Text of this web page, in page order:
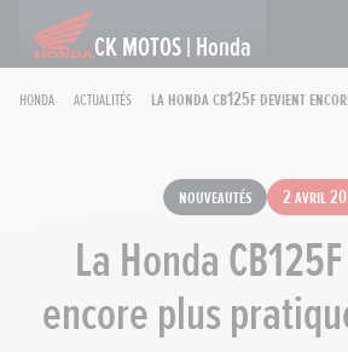
CK MOTOS | Honda
Honda Actualités La Honda CB125F devient
Nouveautés 2 avril
La Honda
encore plus